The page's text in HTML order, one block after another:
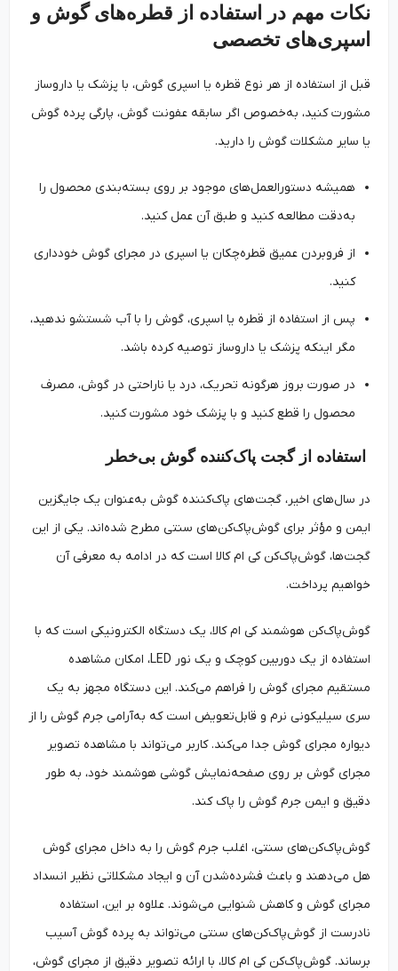
نکات مهم در استفاده از قطره‌های گوش و
اسپری‌های تخصصی
قبل از استفاده از هر نوع قطره یا اسپری گوش، با پزشک یا داروساز
مشورت کنید، به‌خصوص اگر سابقه عفونت گوش، پارگی پرده گوش
یا سایر مشکلات گوش را دارید.
همیشه دستورالعمل‌های موجود بر روی بسته‌بندی محصول را
به‌دقت مطالعه کنید و طبق آن عمل کنید.
از فروبردن عمیق قطره‌چکان یا اسپری در مجرای گوش خودداری
کنید.
پس از استفاده از قطره یا اسپری، گوش را با آب شستشو ندهید،
مگر اینکه پزشک یا داروساز توصیه کرده باشد.
در صورت بروز هرگونه تحریک، درد یا ناراحتی در گوش، مصرف
محصول را قطع کنید و با پزشک خود مشورت کنید.
استفاده از گجت پاک‌کننده گوش بی‌خطر
در سال‌های اخیر، گجت‌های پاک‌کننده گوش به‌عنوان یک جایگزین
ایمن و مؤثر برای گوش‌پاک‌کن‌های سنتی مطرح شده‌اند. یکی از این
گجت‌ها، گوش‌پاک‌کن کی ام کالا است که در ادامه به معرفی آن
خواهیم پرداخت.
گوش‌پاک‌کن هوشمند کی ام کالا، یک دستگاه الکترونیکی است که با
استفاده از یک دوربین کوچک و یک نور LED، امکان مشاهده
مستقیم مجرای گوش را فراهم می‌کند. این دستگاه مجهز به یک
سری سیلیکونی نرم و قابل‌تعویض است که به‌آرامی جرم گوش را از
دیواره مجرای گوش جدا می‌کند. کاربر می‌تواند با مشاهده تصویر
مجرای گوش بر روی صفحه‌نمایش گوشی هوشمند خود، به طور
دقیق و ایمن جرم گوش را پاک کند.
گوش‌پاک‌کن‌های سنتی، اغلب جرم گوش را به داخل مجرای گوش
هل می‌دهند و باعث فشرده‌شدن آن و ایجاد مشکلاتی نظیر انسداد
مجرای گوش و کاهش شنوایی می‌شوند. علاوه بر این، استفاده
نادرست از گوش‌پاک‌کن‌های سنتی می‌تواند به پرده گوش آسیب
برساند. گوش‌پاک‌کن کی ام کالا، با ارائه تصویر دقیق از مجرای گوش،